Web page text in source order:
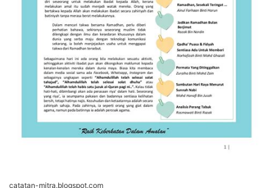
catatan-mitra.blogspot.com